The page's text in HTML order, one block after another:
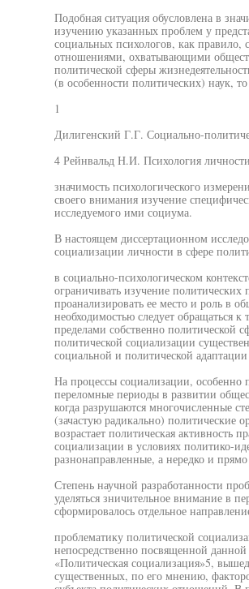
Подобная ситуация обусловлена в
изучению указанных проблем у
социальных психологов, как
отношениями, охватывающими
политической сферы
(в особенности политических) наук,
1
Дилигенский Г.Г. Социально-
4 Рейнвальд Н.И. Психология
значимость психологического
своего внимания изучение
исследуемого ими социума.
В настоящем диссертационном
социализации личности в сфере
в социально-психологическом
ограничивать изучение
проанализировать ее место и роль в
необходимостью следует обращаться
пределами собственно политической
политической социализации
социальной и политической адаптации
На процессы социализации, особенно
переломные периоды в развитии
когда разрушаются многочисленные
(зачастую радикально) политические
возрастает политическая активность
социализации в условиях политико-
разнонаправленные, а нередко и
Степень научной разработанности
уделяться зничительное внимание в
сформировалось отдельное
проблематику политической
непосредственно посвященной
«Политическая социализация»5,
существенных, по его мнению,